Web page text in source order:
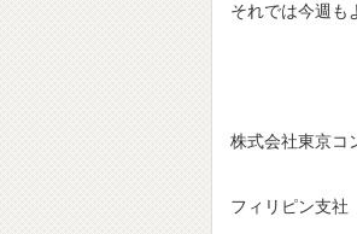
それでは今週も
株式会社東京コ
フィリピン支